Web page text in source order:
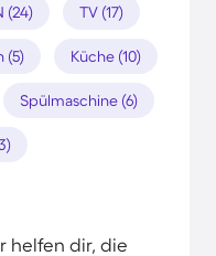
(24) TV (17)
(5) Küche (10)
Spülmaschine (6)
helfen dir, die